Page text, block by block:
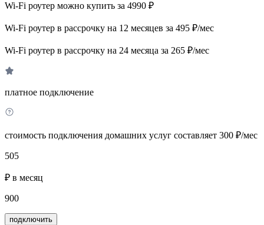
Wi-Fi роутер можно купить за 4990 ₽
Wi-Fi роутер в рассрочку на 12 месяцев за 495 ₽/мес
Wi-Fi роутер в рассрочку на 24 месяца за 265 ₽/мес
платное подключение
стоимость подключения домашних услуг составляет 300 ₽/мес
505
₽ в месяц
900
подключить